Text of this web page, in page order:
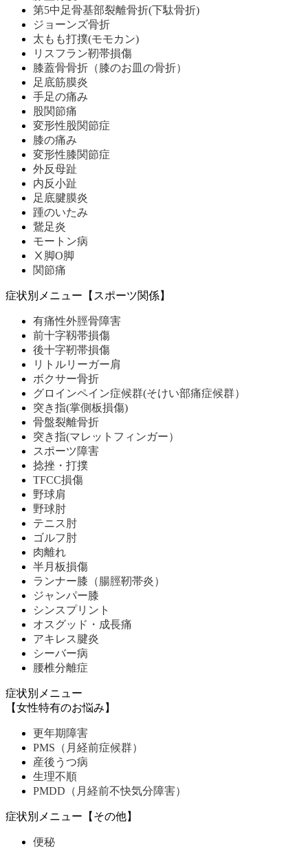
第5中足骨基部裂離骨折(下駄骨折)
ジョーンズ骨折
太もも打撲(モモカン)
リスフラン靭帯損傷
膝蓋骨骨折（膝のお皿の骨折）
足底筋膜炎
手足の痛み
股関節痛
変形性股関節症
膝の痛み
変形性膝関節症
外反母趾
内反小趾
足底腱膜炎
踵のいたみ
鵞足炎
モートン病
Ⅹ脚O脚
関節痛
症状別メニュー【スポーツ関係】
有痛性外脛骨障害
前十字靱帯損傷
後十字靭帯損傷
リトルリーガー肩
ボクサー骨折
グロインペイン症候群(そけい部痛症候群）
突き指(掌側板損傷)
骨盤裂離骨折
突き指(マレットフィンガー）
スポーツ障害
捻挫・打撲
TFCC損傷
野球肩
野球肘
テニス肘
ゴルフ肘
肉離れ
半月板損傷
ランナー膝（腸脛靭帯炎）
ジャンパー膝
シンスプリント
オスグッド・成長痛
アキレス腱炎
シーバー病
腰椎分離症
症状別メニュー
【女性特有のお悩み】
更年期障害
PMS（月経前症候群）
産後うつ病
生理不順
PMDD（月経前不快気分障害）
症状別メニュー【その他】
便秘